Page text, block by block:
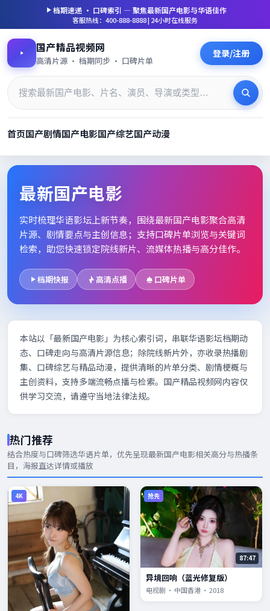
档期速递 · 口碑索引 — 聚焦最新国产电影与华语佳作
客服热线：400-888-8888 | 24小时在线服务
国产精品视频网
高清片源 · 档期同步 · 口碑片单
登录/注册
首页国产剧情国产电影国产综艺国产动漫
最新国产电影_高清片单档期
最新国产电影
实时梳理华语影坛上新节奏，围绕最新国产电影聚合高清
片源、剧情要点与主创信息；支持口碑片单浏览与关键词
检索，助您快速锁定院线新片、流媒体热播与高分佳作。
档期快报 高清点播 口碑片单
本站以「最新国产电影」为核心索引词，串联华语影坛档期动
态、口碑走向与高清片源信息；除院线新片外，亦收录热播剧
集、口碑综艺与精品动漫，提供清晰的片单分类、剧情梗概与
主创资料，支持多端流畅点播与检索。国产精品视频网内容仅
供学习交流，请遵守当地法律法规。
热门推荐
结合热度与口碑筛选华语片单，优先呈现最新国产电影相关高分与热播条
目，海报直达详情或播放
4K 抢先
87:47
异境回响（蓝光修复版）
电视剧 · 中国香港 · 2018